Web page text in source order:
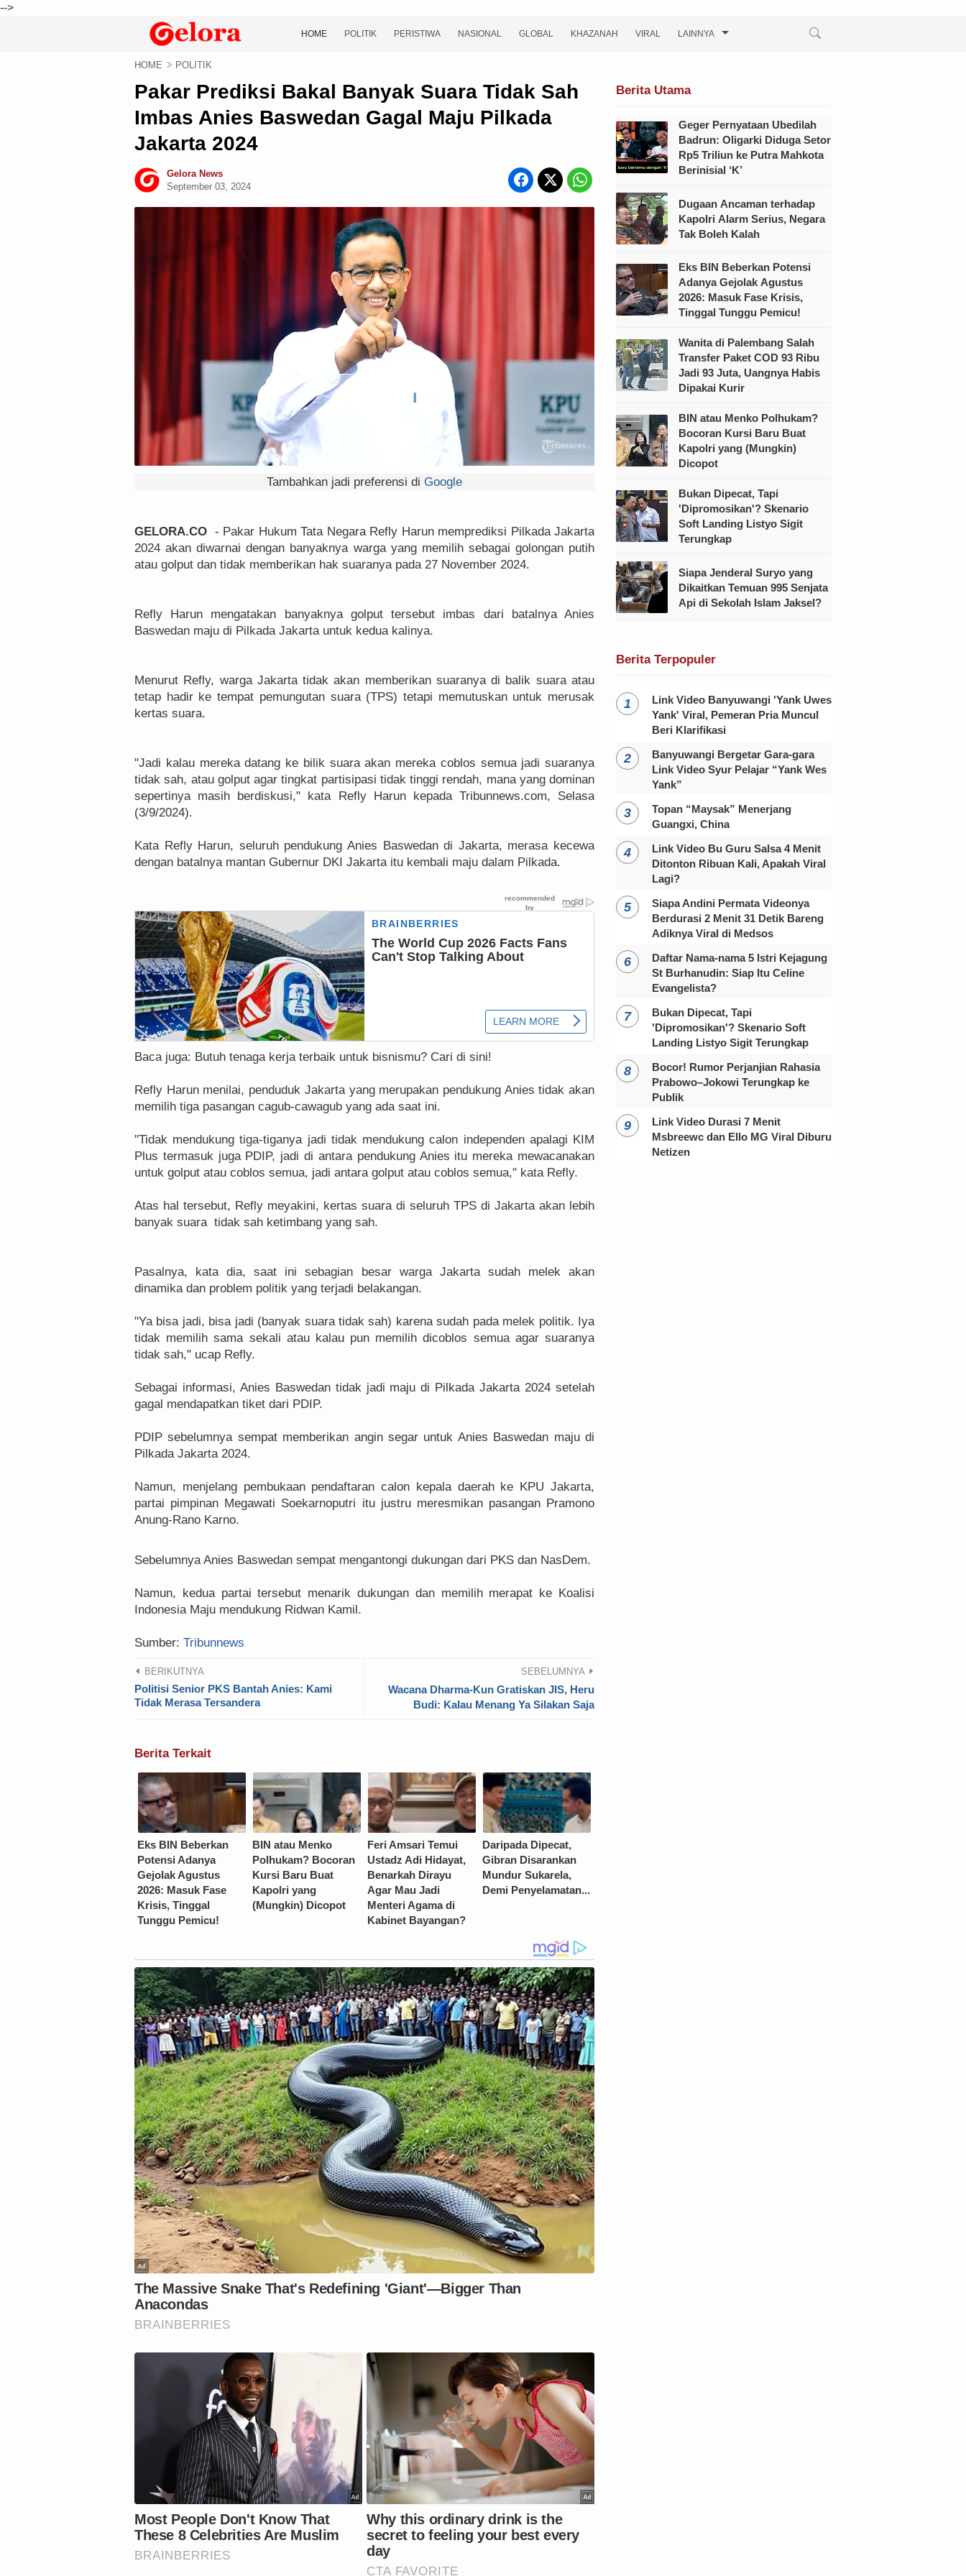
-->
HOME POLITIK PERISTIWA NASIONAL GLOBAL KHAZANAH VIRAL LAINNYA
HOME POLITIK
Pakar Prediksi Bakal Banyak Suara Tidak Sah
Imbas Anies Baswedan Gagal Maju Pilkada
Jakarta 2024
Gelora News
September 03, 2024
Tambahkan jadi preferensi di Google
GELORA.CO - Pakar Hukum Tata Negara Refly Harun memprediksi Pilkada Jakarta
2024 akan diwarnai dengan banyaknya warga yang memilih sebagai golongan putih
atau golput dan tidak memberikan hak suaranya pada 27 November 2024.
Refly Harun mengatakan banyaknya golput tersebut imbas dari batalnya Anies
Baswedan maju di Pilkada Jakarta untuk kedua kalinya.
Menurut Refly, warga Jakarta tidak akan memberikan suaranya di balik suara atau
tetap hadir ke tempat pemungutan suara (TPS) tetapi memutuskan untuk merusak
kertas suara.
"Jadi kalau mereka datang ke bilik suara akan mereka coblos semua jadi suaranya
tidak sah, atau golput agar tingkat partisipasi tidak tinggi rendah, mana yang dominan
sepertinya masih berdiskusi," kata Refly Harun kepada Tribunnews.com, Selasa
(3/9/2024).
Kata Refly Harun, seluruh pendukung Anies Baswedan di Jakarta, merasa kecewa
dengan batalnya mantan Gubernur DKI Jakarta itu kembali maju dalam Pilkada.
Baca juga: Butuh tenaga kerja terbaik untuk bisnismu? Cari di sini!
Refly Harun menilai, penduduk Jakarta yang merupakan pendukung Anies tidak akan
memilih tiga pasangan cagub-cawagub yang ada saat ini.
"Tidak mendukung tiga-tiganya jadi tidak mendukung calon independen apalagi KIM
Plus termasuk juga PDIP, jadi di antara pendukung Anies itu mereka mewacanakan
untuk golput atau coblos semua, jadi antara golput atau coblos semua," kata Refly.
Atas hal tersebut, Refly meyakini, kertas suara di seluruh TPS di Jakarta akan lebih
banyak suara tidak sah ketimbang yang sah.
Pasalnya, kata dia, saat ini sebagian besar warga Jakarta sudah melek akan
dinamika dan problem politik yang terjadi belakangan.
"Ya bisa jadi, bisa jadi (banyak suara tidak sah) karena sudah pada melek politik. Iya
tidak memilih sama sekali atau kalau pun memilih dicoblos semua agar suaranya
tidak sah," ucap Refly.
Sebagai informasi, Anies Baswedan tidak jadi maju di Pilkada Jakarta 2024 setelah
gagal mendapatkan tiket dari PDIP.
PDIP sebelumnya sempat memberikan angin segar untuk Anies Baswedan maju di
Pilkada Jakarta 2024.
Namun, menjelang pembukaan pendaftaran calon kepala daerah ke KPU Jakarta,
partai pimpinan Megawati Soekarnoputri itu justru meresmikan pasangan Pramono
Anung-Rano Karno.
Sebelumnya Anies Baswedan sempat mengantongi dukungan dari PKS dan NasDem.
Namun, kedua partai tersebut menarik dukungan dan memilih merapat ke Koalisi
Indonesia Maju mendukung Ridwan Kamil.
Sumber: Tribunnews
BERIKUTNYA
Politisi Senior PKS Bantah Anies: Kami
Tidak Merasa Tersandera
SEBELUMNYA
Wacana Dharma-Kun Gratiskan JIS, Heru
Budi: Kalau Menang Ya Silakan Saja
Berita Terkait
Eks BIN Beberkan
Potensi Adanya
Gejolak Agustus
2026: Masuk Fase
Krisis, Tinggal
Tunggu Pemicu!
BIN atau Menko
Polhukam? Bocoran
Kursi Baru Buat
Kapolri yang
(Mungkin) Dicopot
Feri Amsari Temui
Ustadz Adi Hidayat,
Benarkah Dirayu
Agar Mau Jadi
Menteri Agama di
Kabinet Bayangan?
Daripada Dipecat,
Gibran Disarankan
Mundur Sukarela,
Demi Penyelamatan...
Berita Utama
Geger Pernyataan Ubedilah
Badrun: Oligarki Diduga Setor
Rp5 Triliun ke Putra Mahkota
Berinisial ‘K’
Dugaan Ancaman terhadap
Kapolri Alarm Serius, Negara
Tak Boleh Kalah
Eks BIN Beberkan Potensi
Adanya Gejolak Agustus
2026: Masuk Fase Krisis,
Tinggal Tunggu Pemicu!
Wanita di Palembang Salah
Transfer Paket COD 93 Ribu
Jadi 93 Juta, Uangnya Habis
Dipakai Kurir
BIN atau Menko Polhukam?
Bocoran Kursi Baru Buat
Kapolri yang (Mungkin)
Dicopot
Bukan Dipecat, Tapi
'Dipromosikan'? Skenario
Soft Landing Listyo Sigit
Terungkap
Siapa Jenderal Suryo yang
Dikaitkan Temuan 995 Senjata
Api di Sekolah Islam Jaksel?
Berita Terpopuler
Link Video Banyuwangi 'Yank Uwes
Yank' Viral, Pemeran Pria Muncul
Beri Klarifikasi
Banyuwangi Bergetar Gara-gara
Link Video Syur Pelajar “Yank Wes
Yank”
Topan “Maysak” Menerjang
Guangxi, China
Link Video Bu Guru Salsa 4 Menit
Ditonton Ribuan Kali, Apakah Viral
Lagi?
Siapa Andini Permata Videonya
Berdurasi 2 Menit 31 Detik Bareng
Adiknya Viral di Medsos
Daftar Nama-nama 5 Istri Kejagung
St Burhanudin: Siap Itu Celine
Evangelista?
Bukan Dipecat, Tapi
'Dipromosikan'? Skenario Soft
Landing Listyo Sigit Terungkap
Bocor! Rumor Perjanjian Rahasia
Prabowo–Jokowi Terungkap ke
Publik
Link Video Durasi 7 Menit
Msbreewc dan Ello MG Viral Diburu
Netizen